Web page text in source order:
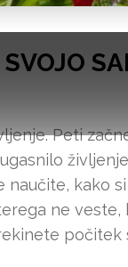
Peti
kako
ne